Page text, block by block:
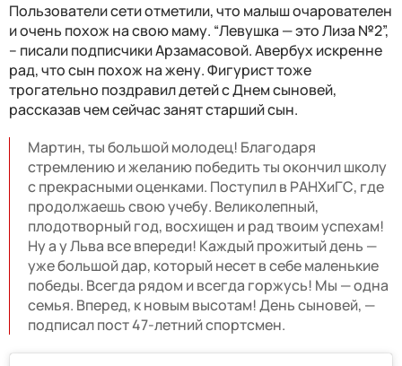
Пользователи сети отметили, что малыш очарователен
и очень похож на свою маму. “Левушка — это Лиза №2”,
– писали подписчики Арзамасовой. Авербух искренне
рад, что сын похож на жену. Фигурист тоже
трогательно поздравил детей с Днем сыновей,
рассказав чем сейчас занят старший сын.
Мартин, ты большой молодец! Благодаря
стремлению и желанию победить ты окончил школу
с прекрасными оценками. Поступил в РАНХиГС, где
продолжаешь свою учебу. Великолепный,
плодотворный год, восхищен и рад твоим успехам!
Ну а у Льва все впереди! Каждый прожитый день —
уже большой дар, который несет в себе маленькие
победы. Всегда рядом и всегда горжусь! Мы — одна
семья. Вперед, к новым высотам! День сыновей, —
подписал пост 47-летний спортсмен.